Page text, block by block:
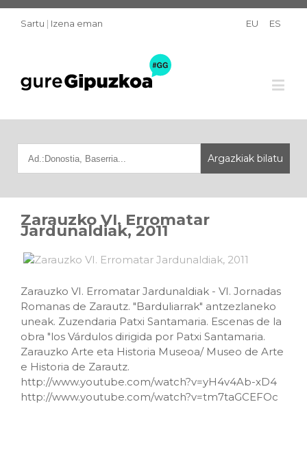
Sartu | Izena eman EU ES
Zarauzko VI. Erromatar
Jardunaldiak, 2011
Zarauzko VI. Erromatar Jardunaldiak - VI. Jornadas
Romanas de Zarautz. "Barduliarrak" antzezlaneko
uneak. Zuzendaria Patxi Santamaria. Escenas de la
obra "los Várdulos dirigida por Patxi Santamaria.
Zarauzko Arte eta Historia Museoa/ Museo de Arte
e Historia de Zarautz.
http://www.youtube.com/watch?v=yH4v4Ab-xD4
http://www.youtube.com/watch?v=tm7taGCEFOc